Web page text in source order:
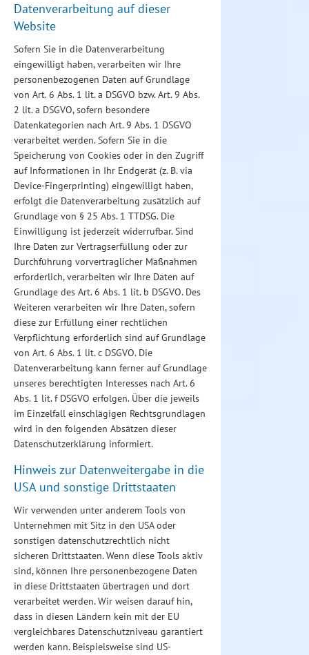
Datenverarbeitung auf dieser
Website
Sofern Sie in die Datenverarbeitung
eingewilligt haben, verarbeiten wir Ihre
personenbezogenen Daten auf Grundlage
von Art. 6 Abs. 1 lit. a DSGVO bzw. Art. 9 Abs.
2 lit. a DSGVO, sofern besondere
Datenkategorien nach Art. 9 Abs. 1 DSGVO
verarbeitet werden. Sofern Sie in die
Speicherung von Cookies oder in den Zugriff
auf Informationen in Ihr Endgerät (z. B. via
Device-Fingerprinting) eingewilligt haben,
erfolgt die Datenverarbeitung zusätzlich auf
Grundlage von § 25 Abs. 1 TTDSG. Die
Einwilligung ist jederzeit widerrufbar. Sind
Ihre Daten zur Vertragserfüllung oder zur
Durchführung vorvertraglicher Maßnahmen
erforderlich, verarbeiten wir Ihre Daten auf
Grundlage des Art. 6 Abs. 1 lit. b DSGVO. Des
Weiteren verarbeiten wir Ihre Daten, sofern
diese zur Erfüllung einer rechtlichen
Verpflichtung erforderlich sind auf Grundlage
von Art. 6 Abs. 1 lit. c DSGVO. Die
Datenverarbeitung kann ferner auf Grundlage
unseres berechtigten Interesses nach Art. 6
Abs. 1 lit. f DSGVO erfolgen. Über die jeweils
im Einzelfall einschlägigen Rechtsgrundlagen
wird in den folgenden Absätzen dieser
Datenschutzerklärung informiert.
Hinweis zur Datenweitergabe in die
USA und sonstige Drittstaaten
Wir verwenden unter anderem Tools von
Unternehmen mit Sitz in den USA oder
sonstigen datenschutzrechtlich nicht
sicheren Drittstaaten. Wenn diese Tools aktiv
sind, können Ihre personenbezogene Daten
in diese Drittstaaten übertragen und dort
verarbeitet werden. Wir weisen darauf hin,
dass in diesen Ländern kein mit der EU
vergleichbares Datenschutzniveau garantiert
werden kann. Beispielsweise sind US-